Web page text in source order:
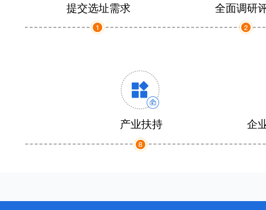
提交选址需求 全面调研
产业扶持 企